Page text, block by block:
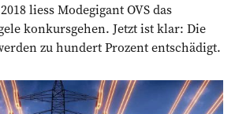
2018 liess Modegigant OVS das
konkursgehen. Jetzt ist klar: Die
zu hundert Prozent entschädigt.